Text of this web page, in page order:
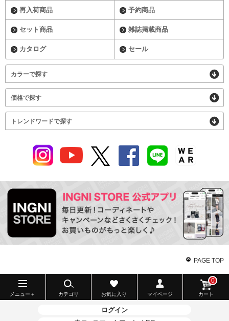
再入荷商品 予約商品
セット商品 雑誌掲載商品
カタログ セール
カラーで探す
価格で探す
トレンドワードで探す
PAGE TOP
メニュー＋ カテゴリ お気に入り マイページ カート
0
ログイン